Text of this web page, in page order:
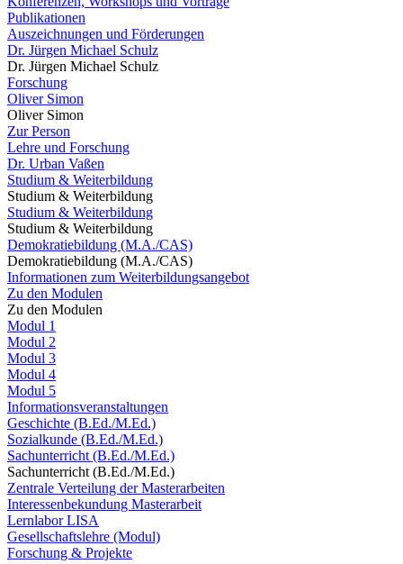
Publikationen
Auszeichnungen und Förderungen
Dr. Jürgen Michael Schulz
Dr. Jürgen Michael Schulz
Forschung
Oliver Simon
Oliver Simon
Zur Person
Lehre und Forschung
Dr. Urban Vaßen
Studium & Weiterbildung
Studium & Weiterbildung
Studium & Weiterbildung
Studium & Weiterbildung
Demokratiebildung (M.A./CAS)
Demokratiebildung (M.A./CAS)
Informationen zum Weiterbildungsangebot
Zu den Modulen
Zu den Modulen
Modul 1
Modul 2
Modul 3
Modul 4
Modul 5
Informationsveranstaltungen
Geschichte (B.Ed./M.Ed.)
Sozialkunde (B.Ed./M.Ed.)
Sachunterricht (B.Ed./M.Ed.)
Sachunterricht (B.Ed./M.Ed.)
Zentrale Verteilung der Masterarbeiten
Interessenbekundung Masterarbeit
Lernlabor LISA
Gesellschaftslehre (Modul)
Forschung & Projekte